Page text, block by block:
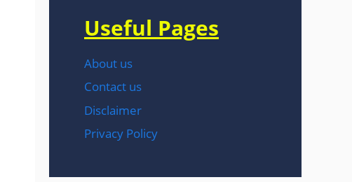
Useful Pages
About us
Contact us
Disclaimer
Privacy Policy